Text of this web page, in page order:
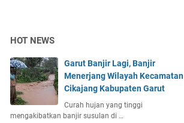
HOT NEWS
Garut Banjir Lagi, Banjir
Menerjang Wilayah Kecamatan
Cikajang Kabupaten Garut
Curah hujan yang tinggi
mengakibatkan banjir susulan di …